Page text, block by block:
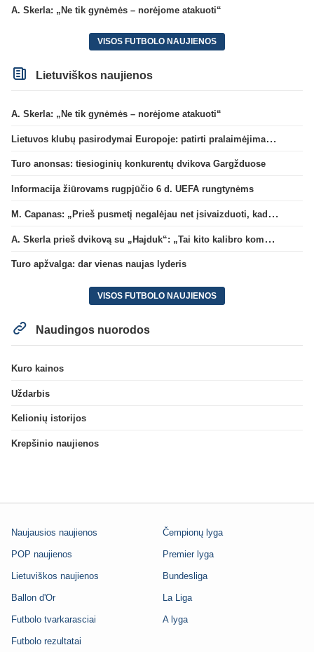
A. Skerla: „Ne tik gynėmės – norėjome atakuoti“
VISOS FUTBOLO NAUJIENOS
Lietuviškos naujienos
A. Skerla: „Ne tik gynėmės – norėjome atakuoti“
Lietuvos klubų pasirodymai Europoje: patirti pralaimėjimai Kroatijos atstovams
Turo anonsas: tiesioginių konkurentų dvikova Gargžduose
Informacija žiūrovams rugpjūčio 6 d. UEFA rungtynėms
M. Capanas: „Prieš pusmetį negalėjau net įsivaizduoti, kad žaisime prieš „Hajduk“
A. Skerla prieš dvikovą su „Hajduk“: „Tai kito kalibro komanda“
Turo apžvalga: dar vienas naujas lyderis
VISOS FUTBOLO NAUJIENOS
Naudingos nuorodos
Kuro kainos
Uždarbis
Kelionių istorijos
Krepšinio naujienos
Naujausios naujienos
POP naujienos
Lietuviškos naujienos
Ballon d'Or
Futbolo tvarkarasciai
Futbolo rezultatai
Čempionų lyga
Premier lyga
Bundesliga
La Liga
A lyga